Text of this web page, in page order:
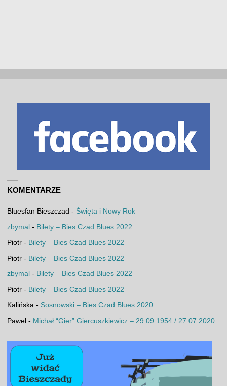
KOMENTARZE
Bluesfan Bieszczad - Święta i Nowy Rok
zbymal - Bilety – Bies Czad Blues 2022
Piotr- Bilety – Bies Czad Blues 2022
Piotr- Bilety – Bies Czad Blues 2022
zbymal - Bilety – Bies Czad Blues 2022
Piotr- Bilety – Bies Czad Blues 2022
Kalińska - Sosnowski – Bies Czad Blues 2020
Paweł- Michał “Gier” Giercuszkiewicz – 29.09.1954 / 27.07.2020